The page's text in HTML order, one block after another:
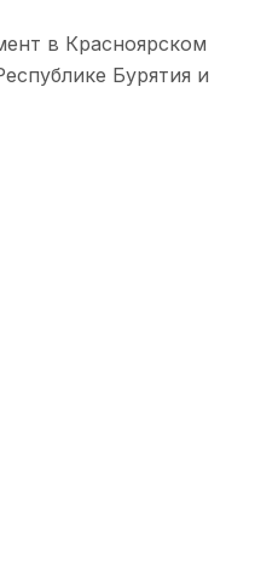
в Красноярском
Бурятия и